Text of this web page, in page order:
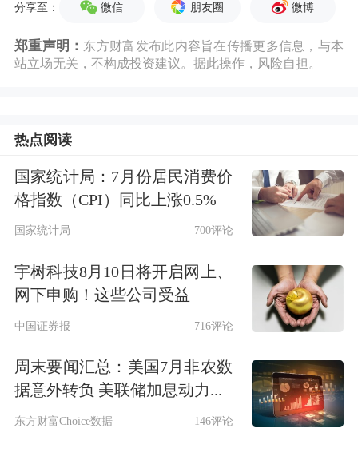
点；信托贷款余额占比1%，同比低0.1
个百分点；未贴现的银行承兑汇票余额
券余额占比21.2%，同比高2.1个百分
点；非金融企业境内股票余额占比
2.8%，同比低0.1个百分点。
二、前三季度社会融资规模增量累计为
30.09万亿元
模增量累计为30.09万亿元，比上年同
期多4.42万亿元。其中，对实体经济发
分享至： 微信 朋友圈 微博
郑重声明： 东方财富发布此内容旨在传播更多信息，与本
站立场无关，不构成投资建议。据此操作，风险自担。
热点阅读
国家统计局：7月份居民消费价
格指数（CPI）同比上涨0.5%
国家统计局 700评论
宇树科技8月10日将开启网上、
网下申购！这些公司受益
中国证券报 716评论
周末要闻汇总：美国7月非农数
据意外转负 美联储加息动力...
东方财富Choice数据 146评论